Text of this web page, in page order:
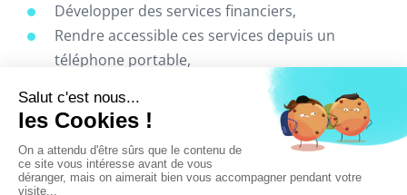
Développer des services financiers,
Rendre accessible ces services depuis un
téléphone portable,
Et, simplifier les opérations quotidiennes
d’achat et de paiement des utilisateurs finaux.
Bill Price & David Jaffe, abordent la notion clé de la
« Valeur Ajoutée » finale dans leur ouvrage «